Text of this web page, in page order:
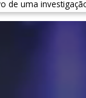
de uma